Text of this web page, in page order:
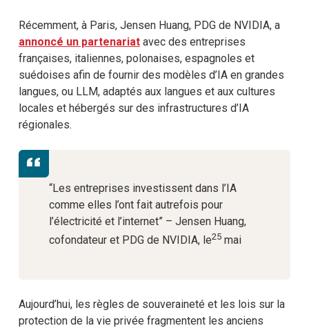
Récemment, à Paris, Jensen Huang, PDG de NVIDIA, a
annoncé un partenariatavec des entreprises
françaises, italiennes, polonaises, espagnoles et
suédoises afin de fournir des modèles d’IA en grandes
langues, ou LLM, adaptés aux langues et aux cultures
locales et hébergés sur des infrastructures d’IA
régionales.
“Les entreprises investissent dans l’IA
comme elles l’ont fait autrefois pour
l’électricité et l’internet” – Jensen Huang,
cofondateur et PDG de NVIDIA, le25mai
Aujourd’hui, les règles de souveraineté et les lois sur la
protection de la vie privée fragmentent les anciens